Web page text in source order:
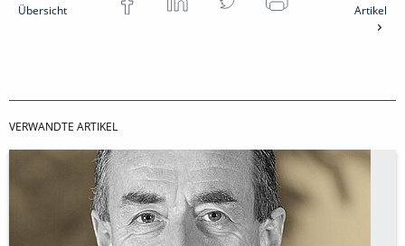
Übersicht
Artikel
VERWANDTE ARTIKEL